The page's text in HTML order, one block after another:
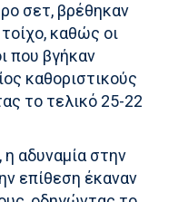
σετ, βρέθηκαν
καθώς οι
που βγήκαν
καθοριστικούς
το τελικό 25-22
αδυναμία στην
επίθεση έκαναν